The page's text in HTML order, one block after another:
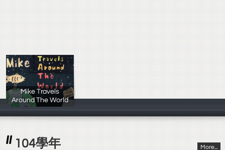
Mike Travels
Around The World
蔣宜均、陳又瑄
104學年 More...